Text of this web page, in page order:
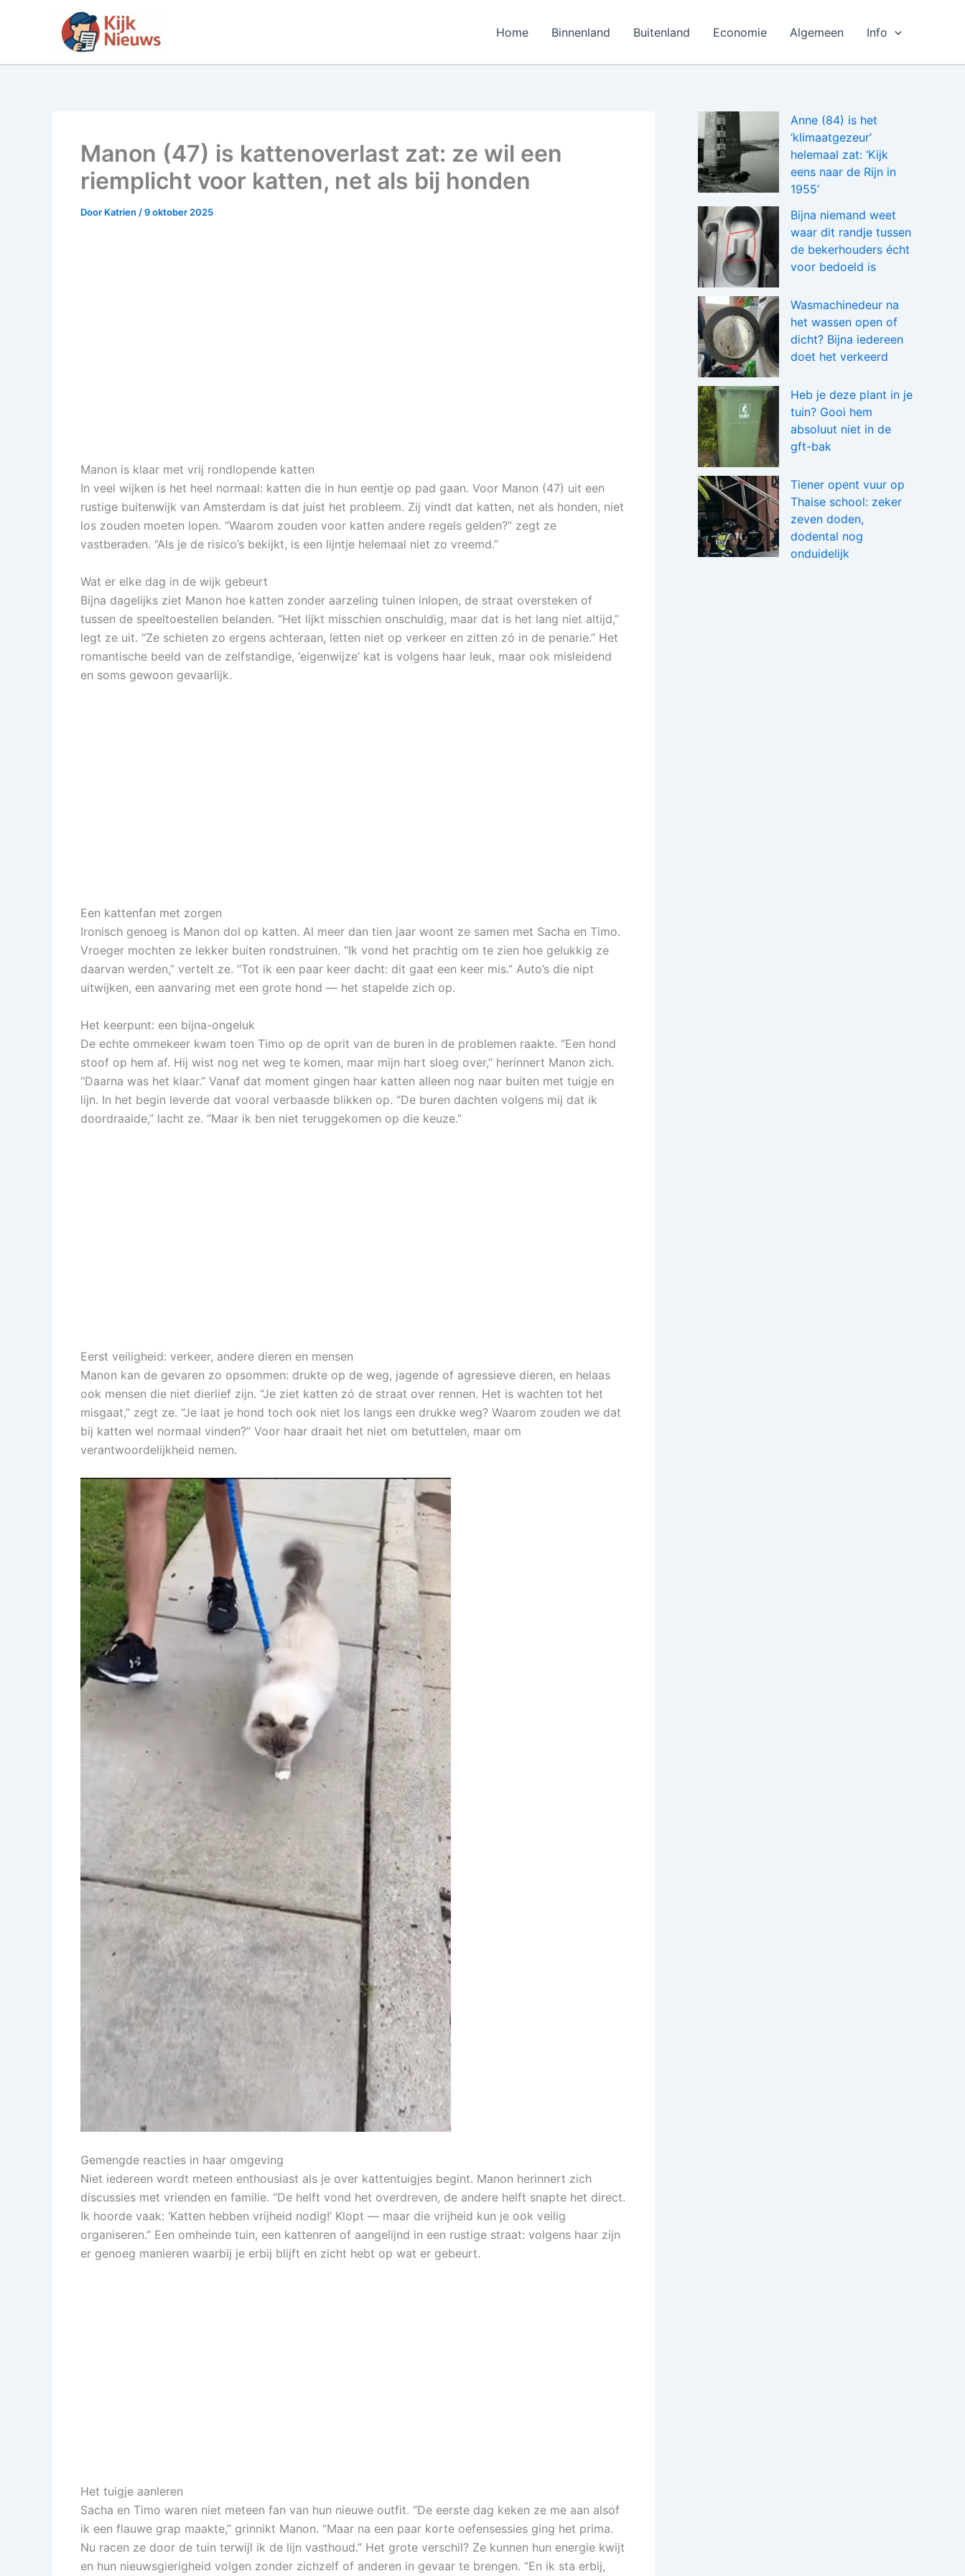
inhoud
Home Binnenland Buitenland Economie Algemeen Info
Manon (47) is kattenoverlast zat: ze wil een
riemplicht voor katten, net als bij honden
Door Katrien /9 oktober 2025
Manon is klaar met vrij rondlopende katten
In veel wijken is het heel normaal: katten die in hun eentje op pad gaan. Voor Manon (47) uit een
rustige buitenwijk van Amsterdam is dat juist het probleem. Zij vindt dat katten, net als honden, niet
los zouden moeten lopen. “Waarom zouden voor katten andere regels gelden?” zegt ze
vastberaden. “Als je de risico’s bekijkt, is een lijntje helemaal niet zo vreemd.”
Wat er elke dag in de wijk gebeurt
Bijna dagelijks ziet Manon hoe katten zonder aarzeling tuinen inlopen, de straat oversteken of
tussen de speeltoestellen belanden. “Het lijkt misschien onschuldig, maar dat is het lang niet altijd,”
legt ze uit. “Ze schieten zo ergens achteraan, letten niet op verkeer en zitten zó in de penarie.” Het
romantische beeld van de zelfstandige, ‘eigenwijze’ kat is volgens haar leuk, maar ook misleidend
en soms gewoon gevaarlijk.
Een kattenfan met zorgen
Ironisch genoeg is Manon dol op katten. Al meer dan tien jaar woont ze samen met Sacha en Timo.
Vroeger mochten ze lekker buiten rondstruinen. “Ik vond het prachtig om te zien hoe gelukkig ze
daarvan werden,” vertelt ze. “Tot ik een paar keer dacht: dit gaat een keer mis.” Auto’s die nipt
uitwijken, een aanvaring met een grote hond — het stapelde zich op.
Het keerpunt: een bijna-ongeluk
De echte ommekeer kwam toen Timo op de oprit van de buren in de problemen raakte. “Een hond
stoof op hem af. Hij wist nog net weg te komen, maar mijn hart sloeg over,” herinnert Manon zich.
“Daarna was het klaar.” Vanaf dat moment gingen haar katten alleen nog naar buiten met tuigje en
lijn. In het begin leverde dat vooral verbaasde blikken op. “De buren dachten volgens mij dat ik
doordraaide,” lacht ze. “Maar ik ben niet teruggekomen op die keuze.”
Eerst veiligheid: verkeer, andere dieren en mensen
Manon kan de gevaren zo opsommen: drukte op de weg, jagende of agressieve dieren, en helaas
ook mensen die niet dierlief zijn. “Je ziet katten zó de straat over rennen. Het is wachten tot het
misgaat,” zegt ze. “Je laat je hond toch ook niet los langs een drukke weg? Waarom zouden we dat
bij katten wel normaal vinden?” Voor haar draait het niet om betuttelen, maar om
verantwoordelijkheid nemen.
Gemengde reacties in haar omgeving
Niet iedereen wordt meteen enthousiast als je over kattentuigjes begint. Manon herinnert zich
discussies met vrienden en familie. “De helft vond het overdreven, de andere helft snapte het direct.
Ik hoorde vaak: ‘Katten hebben vrijheid nodig!’ Klopt — maar die vrijheid kun je ook veilig
organiseren.” Een omheinde tuin, een kattenren of aangelijnd in een rustige straat: volgens haar zijn
er genoeg manieren waarbij je erbij blijft en zicht hebt op wat er gebeurt.
Het tuigje aanleren
Sacha en Timo waren niet meteen fan van hun nieuwe outfit. “De eerste dag keken ze me aan alsof
ik een flauwe grap maakte,” grinnikt Manon. “Maar na een paar korte oefensessies ging het prima.
Nu racen ze door de tuin terwijl ik de lijn vasthoud.” Het grote verschil? Ze kunnen hun energie kwijt
en hun nieuwsgierigheid volgen zonder zichzelf of anderen in gevaar te brengen. “En ik sta erbij,
Anne (84) is het
‘klimaatgezeur’
helemaal zat: ‘Kijk
eens naar de Rijn in
1955’
Bijna niemand weet
waar dit randje tussen
de bekerhouders écht
voor bedoeld is
Wasmachinedeur na
het wassen open of
dicht? Bijna iedereen
doet het verkeerd
Heb je deze plant in je
tuin? Gooi hem
absoluut niet in de
gft-bak
Tiener opent vuur op
Thaise school: zeker
zeven doden,
dodental nog
onduidelijk